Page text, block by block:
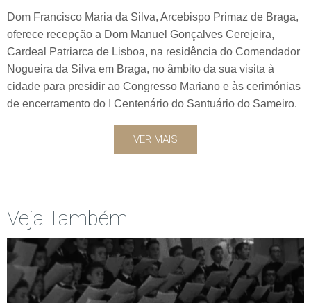
Dom Francisco Maria da Silva, Arcebispo Primaz de Braga,
oferece recepção a Dom Manuel Gonçalves Cerejeira,
Cardeal Patriarca de Lisboa, na residência do Comendador
Nogueira da Silva em Braga, no âmbito da sua visita à
cidade para presidir ao Congresso Mariano e às cerimónias
de encerramento do I Centenário do Santuário do Sameiro.
VER MAIS
Veja Também